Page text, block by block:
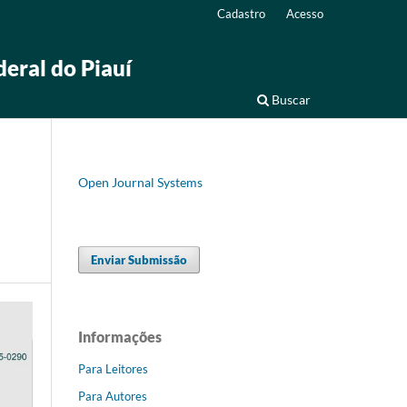
do Piauí
Buscar
Cadastro Acesso
Open Journal Systems
Enviar Submissão
Informações
Para Leitores
Para Autores